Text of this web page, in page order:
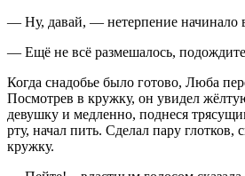
— Ну, давай, — нетерпение начинало
— Ещё не всё размешалось,
Когда снадобье было готово, Люба
Посмотрев в кружку, он увидел
девушку и медленно, поднеся
рту, начал пить. Сделал пару глотков,
кружку.